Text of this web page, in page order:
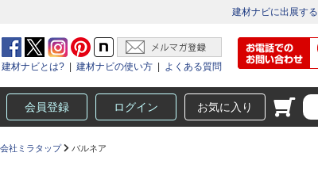
建材ナビに出展する
建材ナビとは?
建材ナビの使い方 よくある質問
会員登録 ログイン お気に入り
社ミラタップ バルネア